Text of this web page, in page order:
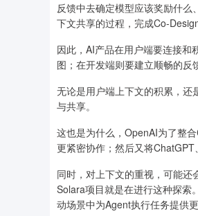
反馈中去确定模型应该奖励什
下文共享的过程，完成Co-
因此，AI产品在用户端要连接和
图；在开发端则要建立顺畅的反
无论是用户端上下文的积累，还
与共享。
这也是为什么，OpenAI为了整
更紧密协作；然后又将
同时，对上下文的重视，可能
Solara项目就是在进行这种探索
动场景中为Agent执行任务提供